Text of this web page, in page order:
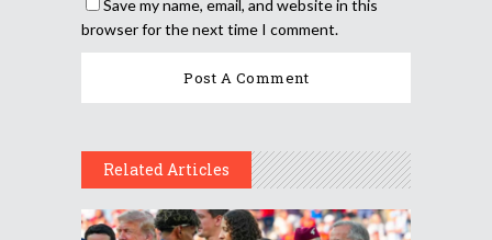
Save my name, email, and website in this
browser for the next time I comment.
Related Articles